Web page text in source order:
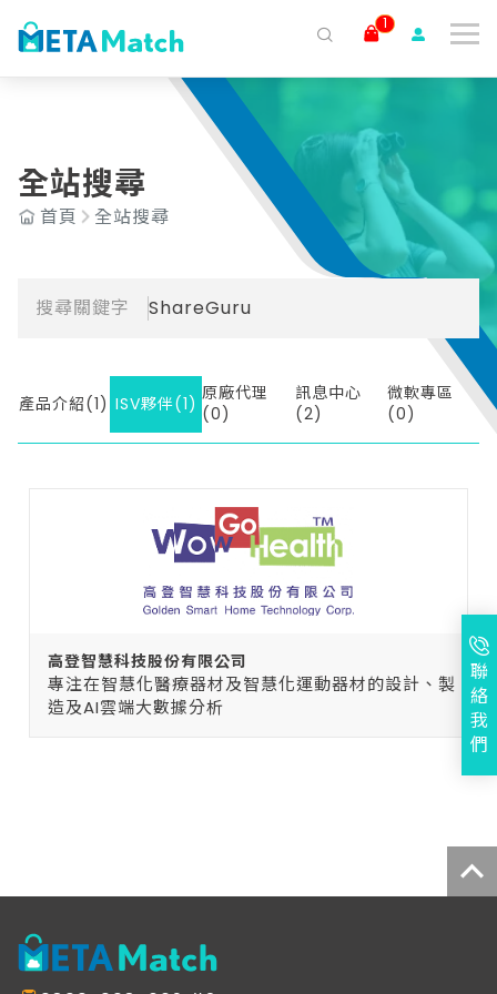
AI 客服 claude
1
全站搜尋
首頁 全站搜尋
搜尋關鍵字 ShareGuru
產品介紹(1) ISV夥伴(1) 原廠代理
(0)
訊息中心
(2)
微軟專區
(0)
高登智慧科技股份有限公司
專注在智慧化醫療器材及智慧化運動器材的設計、製
造及AI雲端大數據分析
聯
絡
我
們